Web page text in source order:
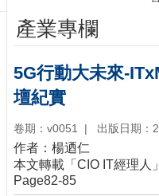
首
頁
臺
大
首
計
中
首
頁
產業專欄
5G行動大未來-
壇紀實
卷期：v0051 出版日期：
作者：楊迺仁
本文轉載「CIO IT經理人
Page82-85